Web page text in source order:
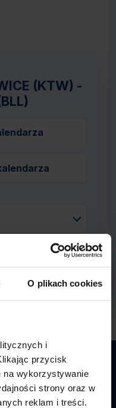
O plikach cookies
i
przycisk
na wykorzystywanie
strony oraz w
reklam i treści.
(KTW) -